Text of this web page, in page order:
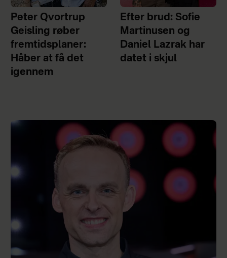
Peter Qvortrup
Geisling røber
fremtidsplaner:
Håber at få det
igennem
Efter brud: Sofie
Martinusen og
Daniel Lazrak har
datet i skjul